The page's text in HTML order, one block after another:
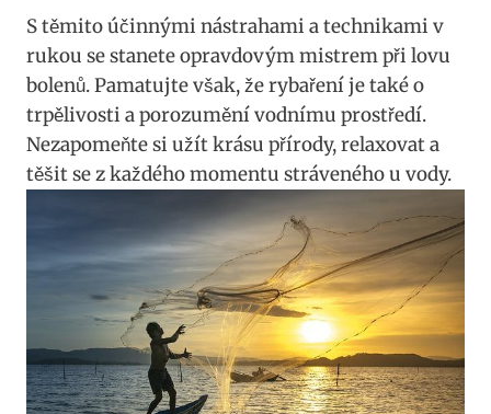
S těmito účinnými nástrahami a technikami v
‌rukou se stanete opravdovým mistrem při lovu
bolenů. Pamatujte však, že rybaření je také o
⁢trpělivosti a porozumění ⁣vodnímu prostředí.
Nezapomeňte si ‍užít krásu přírody, relaxovat a
těšit se z každého momentu stráveného u⁣ vody.